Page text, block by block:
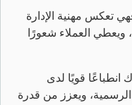
تعكس مهنية الإدارة
ويعطي العملاء شعورًا
قويًا لدى
ويعزز من قدرة